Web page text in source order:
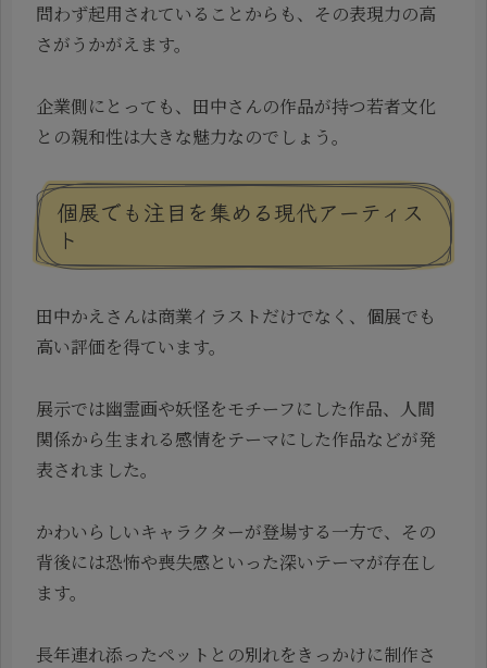
問わず起用されていることからも、その表現力の高
さがうかがえます。
企業側にとっても、田中さんの作品が持つ若者文化
との親和性は大きな魅力なのでしょう。
個展でも注目を集める現代アーティス
ト
田中かえさんは商業イラストだけでなく、個展でも
高い評価を得ています。
展示では幽霊画や妖怪をモチーフにした作品、人間
関係から生まれる感情をテーマにした作品などが発
表されました。
かわいらしいキャラクターが登場する一方で、その
背後には恐怖や喪失感といった深いテーマが存在し
ます。
長年連れ添ったペットとの別れをきっかけに制作さ